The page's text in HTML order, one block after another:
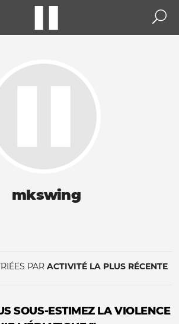
mkswing
PAR ACTIVITÉ LA PLUS RÉCENTE
SOUS-ESTIMEZ LA VIOLENCE